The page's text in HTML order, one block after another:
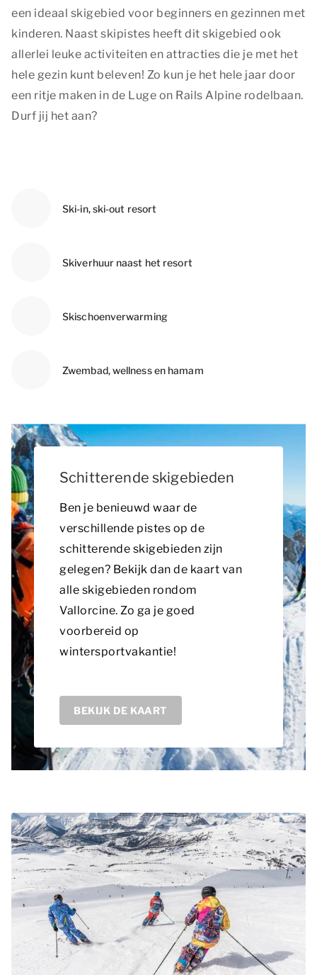
een ideaal skigebied voor beginners en gezinnen met
kinderen. Naast skipistes heeft dit skigebied ook
allerlei leuke activiteiten en attracties die je met het
hele gezin kunt beleven! Zo kun je het hele jaar door
een ritje maken in de Luge on Rails Alpine rodelbaan.
Durf jij het aan?
Ski-in, ski-out resort
Skiverhuur naast het resort
Skischoenverwarming
Zwembad, wellness en hamam
Schitterende skigebieden
Ben je benieuwd waar de
verschillende pistes op de
schitterende skigebieden zijn
gelegen? Bekijk dan de kaart van
alle skigebieden rondom
Vallorcine. Zo ga je goed
voorbereid op
wintersportvakantie!
BEKIJK DE KAART